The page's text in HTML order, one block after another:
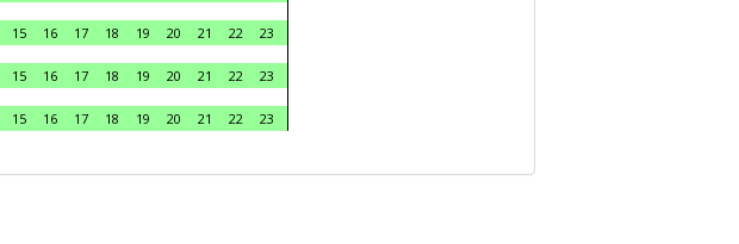
15 16 17 18 19 20 21 22
23
15 16 17 18 19 20 21 22
23
15 16 17 18 19 20 21 22
23